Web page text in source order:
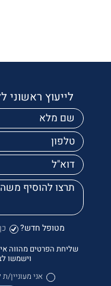
לייעוץ
מטופל חדש? כן
שליחת הפרטים מהווה
וישמשו
אני מעוניין/